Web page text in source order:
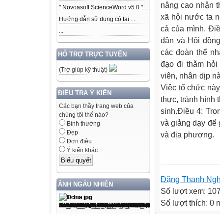
" Novoasoft ScienceWord v5.0 "...
Hướng dẫn sử dụng có tại ....
...
HỖ TRỢ TRỰC TUYẾN
(Trợ giúp kỹ thuật)
ĐIỀU TRA Ý KIẾN
Các bạn thầy trang web của
chúng tôi thế nào?
Bình thường
Đẹp
Đơn điệu
Ý kiến khác
ẢNH NGẪU NHIÊN
nâng cao nhận
xã hội nước ta
cả của mình.
dân và Hội
các đoàn thể
đạo đi thǎm
viên, nhân dịp
Việc tổ chức
thực, tránh hình
sinh.Điều 4:
và giảng dạy để
và địa phương.
Đặng Thanh
Số lượt xem:
Số lượt thích: 0